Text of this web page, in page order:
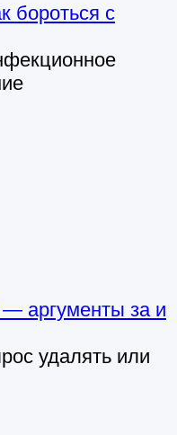
бороться с
— аргументы за и
удалять или